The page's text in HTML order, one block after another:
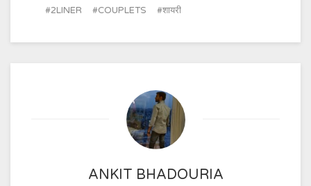
2LINER COUPLETS शायरी
ANKIT BHADOURIA